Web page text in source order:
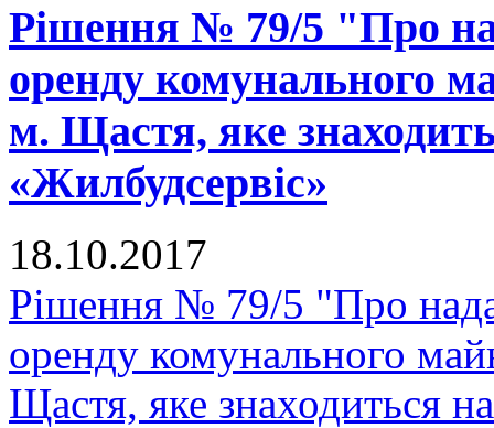
Рішення № 79/5 "Про
оренду комунального
м. Щастя, яке
«Жилбудсервіс»
18.10.2017
Рішення № 79/5 "Про
оренду комунального
Щастя, яке знаходиться